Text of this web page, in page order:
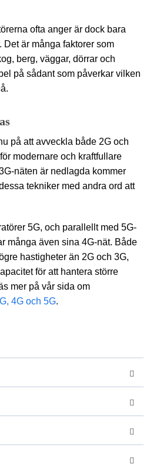
ofta anger är dock bara
är många faktorer som
berg, väggar, dörrar och
på sådant som påverkar vilken
på att avveckla både 2G och
modernare och kraftfullare
näten är nedlagda kommer
tekniker med andra ord att
5G, och parallellt med 5G-
många även sina 4G-nät. Både
hastigheter än 2G och 3G,
för att hantera större
mer på vår sida om
4G och 5G.